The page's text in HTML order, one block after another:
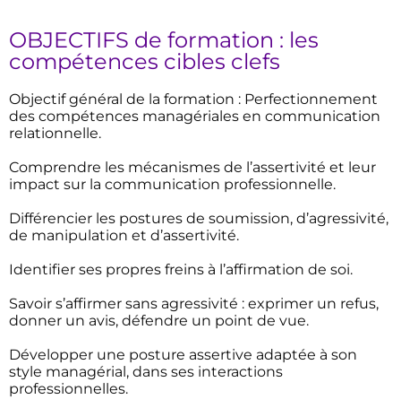
OBJECTIFS de formation : les
compétences cibles clefs
Objectif général de la formation : Perfectionnement
des compétences managériales en communication
relationnelle.
Comprendre les mécanismes de l’assertivité et leur
impact sur la communication professionnelle.
Différencier les postures de soumission, d’agressivité,
de manipulation et d’assertivité.
Identifier ses propres freins à l’affirmation de soi.
Savoir s’affirmer sans agressivité : exprimer un refus,
donner un avis, défendre un point de vue.
Développer une posture assertive adaptée à son
style managérial, dans ses interactions
professionnelles.